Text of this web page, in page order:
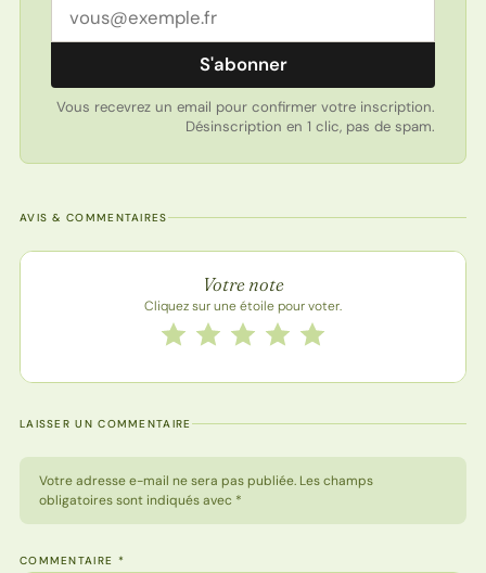
Adresse email
S'abonner
Vous recevrez un email pour confirmer votre inscription.
Désinscription en 1 clic, pas de spam.
AVIS & COMMENTAIRES
Note de la recette
Votre note
Cliquez sur une étoile pour voter.
Notez cette recette de 1 à 5 étoiles
5 étoiles
4 étoiles
3 étoiles
2 étoiles
1 étoile
LAISSER UN COMMENTAIRE
Votre adresse e-mail ne sera pas publiée. Les champs
obligatoires sont indiqués avec *
COMMENTAIRE *